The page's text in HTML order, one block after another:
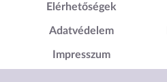
Elérhetőségek
Adatvédelem
Impresszum